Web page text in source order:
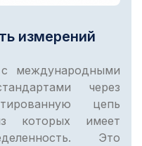
измерений
международными
через
цепь
которых имеет
Это